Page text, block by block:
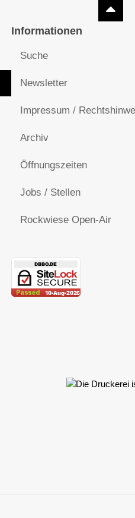
Informationen
Suche
Newsletter
Impressum /
Archiv
Öffnungszeiten
Jobs / Stellen
Rockwiese Open-Air